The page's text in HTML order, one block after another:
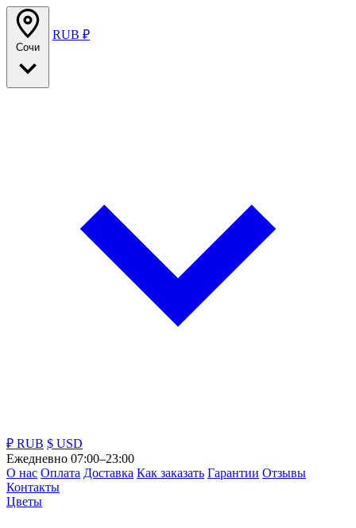
Сочи
RUB ₽
₽ RUB $ USD
Ежедневно 07:00–23:00
О нас Оплата Доставка Как заказать Гарантии Отзывы
Контакты
Цветы